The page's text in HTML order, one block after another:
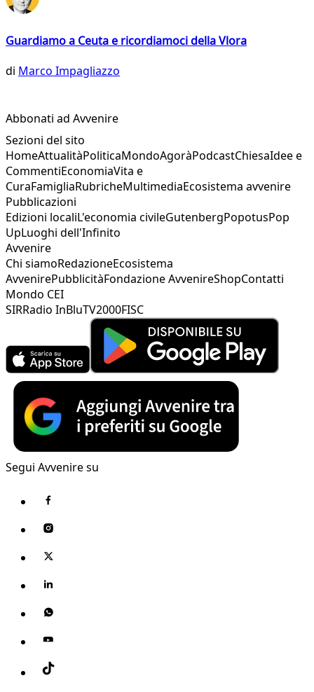
Guardiamo a Ceuta e ricordiamoci della Vlora
di Marco Impagliazzo
Abbonati ad Avvenire
Sezioni del sito
HomeAttualitàPoliticaMondoAgoràPodcastChiesaIdee e
CommentiEconomiaVita e
CuraFamigliaRubricheMultimediaEcosistema avvenire
Pubblicazioni
Edizioni localiL'economia civileGutenbergPopotusPop
UpLuoghi dell'Infinito
Avvenire
Chi siamoRedazioneEcosistema
AvvenirePubblicitàFondazione AvvenireShopContatti
Mondo CEI
SIRRadio InBluTV2000FISC
Segui Avvenire su